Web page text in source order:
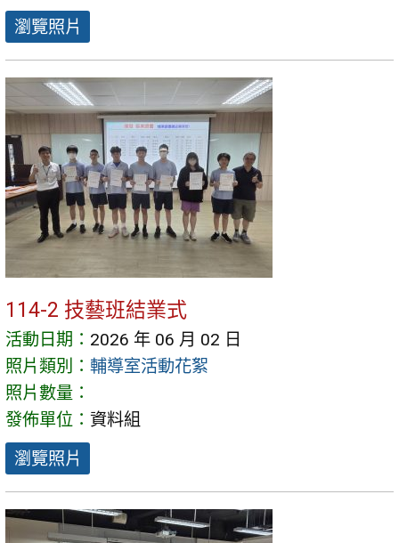
瀏覽照片
114-2 技藝班結業式
活動日期： 2026 年 06 月 02 日
照片類別： 輔導室活動花絮
照片數量：
發佈單位： 資料組
瀏覽照片